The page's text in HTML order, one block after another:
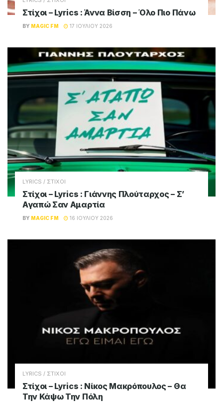
Στίχοι – Lyrics : Άννα Βίσση – Όλο Πιο Πάνω
BY MAGIC FM 17 ΙΟΥΛΊΟΥ 2026
LYRICS / ΣΤΙΧΟΙ
Στίχοι – Lyrics : Γιάννης Πλούταρχος – Σ’
Αγαπώ Σαν Αμαρτία
BY MAGIC FM 16 ΙΟΥΛΊΟΥ 2026
LYRICS / ΣΤΙΧΟΙ
Στίχοι – Lyrics : Νίκος Μακρόπουλος – Θα
Την Κάψω Την Πόλη